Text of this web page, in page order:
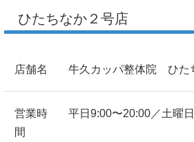
ひたちなか２号店
店舗名 牛久カッパ整体院 ひた
営業時
間
平日9:00〜20:00／土曜